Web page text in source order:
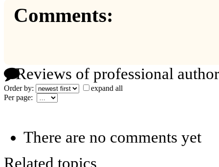
Comments:
Reviews of professional
Order by:
expand all
Per page:
There are no comments yet
Related topics